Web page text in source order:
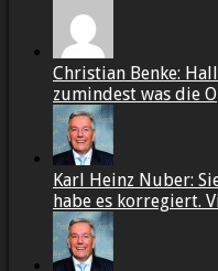
Christian Benke:
zumindest was die
Karl Heinz Nuber:
habe es korregiert.